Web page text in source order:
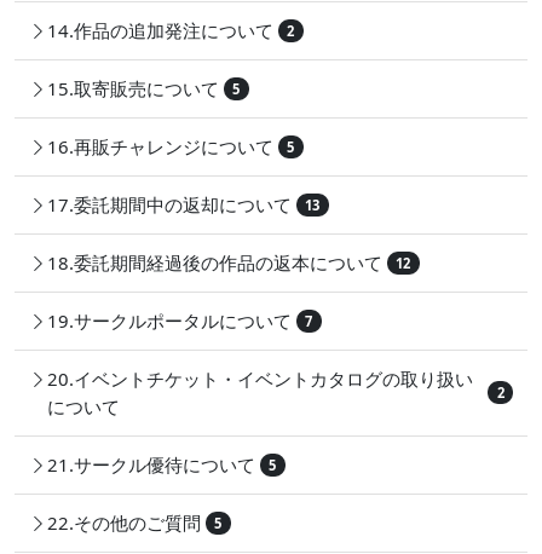
14.作品の追加発注について 2
15.取寄販売について 5
16.再販チャレンジについて 5
17.委託期間中の返却について 13
18.委託期間経過後の作品の返本について 12
19.サークルポータルについて 7
20.イベントチケット・イベントカタログの取り扱い
について
2
21.サークル優待について 5
22.その他のご質問 5